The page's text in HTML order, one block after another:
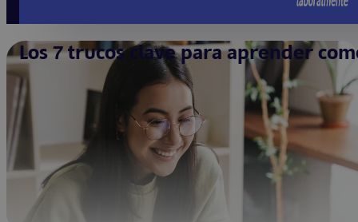
Los 7 trucos clave para aprender